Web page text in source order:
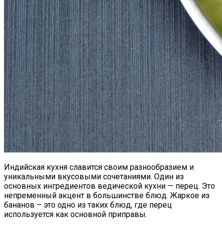
Индийская кухня славится своим разнообразием и
уникальными вкусовыми сочетаниями. Один из
основных ингредиентов ведической кухни — перец. Это
непременный акцент в большинстве блюд. Жаркое из
бананов – это одно из таких блюд, где перец
используется как основной приправы.